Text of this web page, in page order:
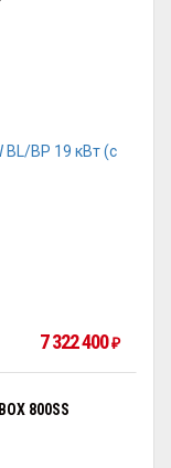
7 322 400 ₽
800SS